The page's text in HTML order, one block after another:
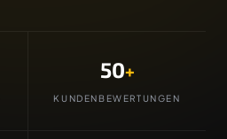
50+
KUNDENBEWERTUNGEN